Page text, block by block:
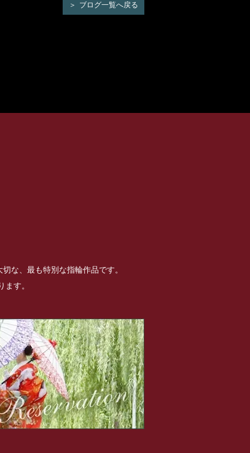
ブログ一覧へ戻る
な、最も特別な指輪作品です。
す。